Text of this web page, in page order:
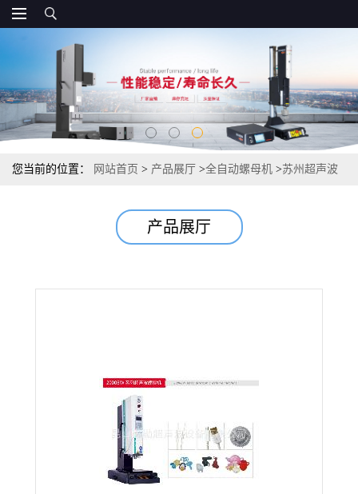
您当前的位置： 网站首页 > 产品展厅 >全自动螺母机 >苏州超声波
产品展厅